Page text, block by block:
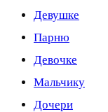
Девушке
Парню
Девочке
Мальчику
Дочери